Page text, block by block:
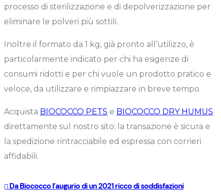
processo di sterilizzazione e di depolverizzazione per
eliminare le polveri più sottili.
Inoltre il formato da 1 kg, già pronto all’utilizzo, è
particolarmente indicato per chi ha esigenze di
consumi ridotti e per chi vuole un prodotto pratico e
veloce, da utilizzare e rimpiazzare in breve tempo.
Acquista BIOCOCCO PETS e BIOCOCCO DRY HUMUS
direttamente sul nostro sito: la transazione è sicura e
la spedizione rintracciabile ed espressa con corrieri
affidabili.
Da Biococco l’augurio di un 2021 ricco di soddisfazioni